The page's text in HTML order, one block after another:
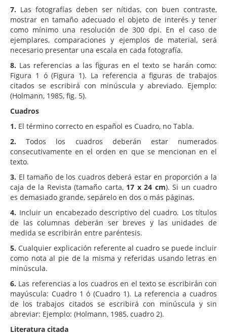
7. Las fotografías deben ser nítidas, con buen contraste,
mostrar en tamaño adecuado el objeto de interés y tener
como mínimo una resolución de 300 dpi. En el caso de
ejemplares, comparaciones y ejemplos de material, será
necesario presentar una escala en cada fotografía.
8. Las referencias a las figuras en el texto se harán como:
Figura 1 ó (Figura 1). La referencia a figuras de trabajos
citados se escribirá con minúscula y abreviado. Ejemplo:
(Holmann, 1985, fig. 5).
Cuadros
1. El término correcto en español es Cuadro, no Tabla.
2. Todos los cuadros deberán estar numerados
consecutivamente en el orden en que se mencionan en el
texto.
3. El tamaño de los cuadros deberá estar en proporción a la
caja de la Revista (tamaño carta, 17 x 24 cm). Si un cuadro
es demasiado grande, sepárelo en dos o más páginas.
4. Incluir un encabezado descriptivo del cuadro. Los títulos
de las columnas deberán ser breves y las unidades de
medida se escribirán entre paréntesis.
5. Cualquier explicación referente al cuadro se puede incluir
como nota al pie de la misma y referidas usando letras en
minúscula.
6. Las referencias a los cuadros en el texto se escribirán con
mayúscula: Cuadro 1 ó (Cuadro 1). La referencia a cuadros
de los trabajos citados se escribirá con minúscula y sin
abreviar: Ejemplo: (Holmann, 1985, cuadro 2).
Literatura citada